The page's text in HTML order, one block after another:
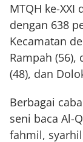
MTQH ke-XXI
dengan 638
Kecamatan
Rampah (56),
(48), dan
Berbagai
seni baca Al-
fahmil,